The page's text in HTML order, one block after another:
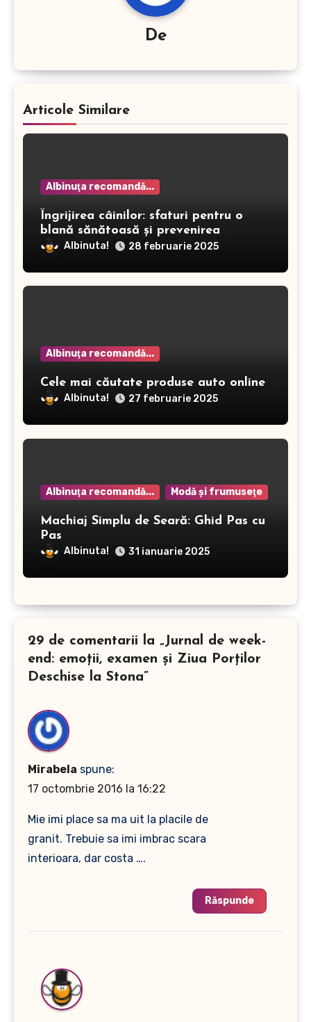
De
Articole Similare
Albinuţa recomandă...
Îngrijirea câinilor: sfaturi pentru o
blană sănătoasă și prevenirea
dermatitei
Albinuta! 28 februarie 2025
Albinuţa recomandă...
Cele mai căutate produse auto online
Albinuta! 27 februarie 2025
Albinuţa recomandă... Modă şi frumuseţe
Machiaj Simplu de Seară: Ghid Pas cu
Pas
Albinuta! 31 ianuarie 2025
29 de comentarii la „Jurnal de week-
end: emoţii, examen şi Ziua Porţilor
Deschise la Stona”
Mirabela spune:
17 octombrie 2016 la 16:22
Mie imi place sa ma uit la placile de
granit. Trebuie sa imi imbrac scara
interioara, dar costa ….
Răspunde